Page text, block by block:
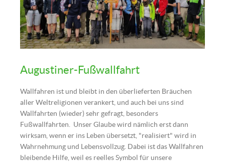
Augustiner Wien
Augustiner-Fußwallfahrt
Wallfahren ist und bleibt in den überlieferten Bräuchen
aller Weltreligionen verankert, und auch bei uns sind
Wallfahrten (wieder) sehr gefragt, besonders
Fußwallfahrten. Unser Glaube wird nämlich erst dann
wirksam, wenn er ins Leben übersetzt, "realisiert" wird in
Wahrnehmung und Lebensvollzug. Dabei ist das Wallfahren
bleibende Hilfe, weil es reelles Symbol für unsere